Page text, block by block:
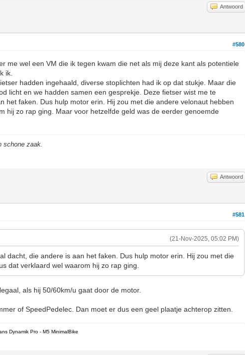
Antwoord
#580
me wel een VM die ik tegen kwam die net als mij deze kant als potentiele
ik.
hadden ingehaald, diverse stoplichten had ik op dat stukje. Maar die
licht en we hadden samen een gesprekje. Deze fietser wist me te
het faken. Dus hulp motor erin. Hij zou met die andere velonaut hebben
hij zo rap ging. Maar voor hetzelfde geld was de eerder genoemde
schone zaak.
Antwoord
#581
(21-Nov-2025, 05:02 PM)
dacht, die andere is aan het faken. Dus hulp motor erin. Hij zou met die
dat verklaard wel waarom hij zo rap ging.
als hij 50/60km/u gaat door de motor.
of SpeedPedelec. Dan moet er dus een geel plaatje achterop zitten.
Dynamik Pro - M5 MinimalBike